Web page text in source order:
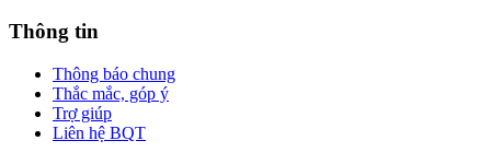
Thông tin
Thông báo chung
Thắc mắc, góp ý
Trợ giúp
Liên hệ BQT